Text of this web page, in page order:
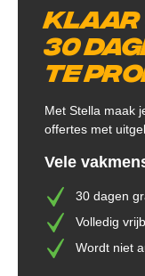
Klaar
30
te
Met Stella maak
offertes met
Vele
30 dagen
Volledig
Wordt niet